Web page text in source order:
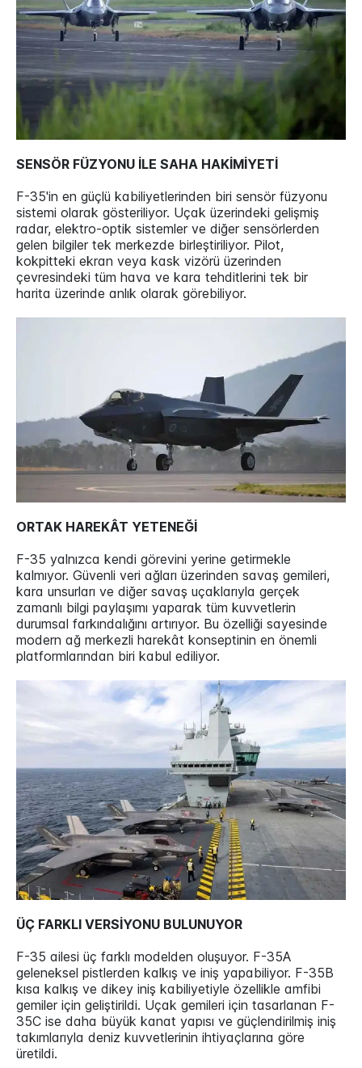
SENSÖR FÜZYONU İLE SAHA HAKİMİYETİ
F-35'in en güçlü kabiliyetlerinden biri sensör füzyonu
sistemi olarak gösteriliyor. Uçak üzerindeki gelişmiş
radar, elektro-optik sistemler ve diğer sensörlerden
gelen bilgiler tek merkezde birleştiriliyor. Pilot,
kokpitteki ekran veya kask vizörü üzerinden
çevresindeki tüm hava ve kara tehditlerini tek bir
harita üzerinde anlık olarak görebiliyor.
ORTAK HAREKÂT YETENEĞİ
F-35 yalnızca kendi görevini yerine getirmekle
kalmıyor. Güvenli veri ağları üzerinden savaş gemileri,
kara unsurları ve diğer savaş uçaklarıyla gerçek
zamanlı bilgi paylaşımı yaparak tüm kuvvetlerin
durumsal farkındalığını artırıyor. Bu özelliği sayesinde
modern ağ merkezli harekât konseptinin en önemli
platformlarından biri kabul ediliyor.
ÜÇ FARKLI VERSİYONU BULUNUYOR
F-35 ailesi üç farklı modelden oluşuyor. F-35A
geleneksel pistlerden kalkış ve iniş yapabiliyor. F-35B
kısa kalkış ve dikey iniş kabiliyetiyle özellikle amfibi
gemiler için geliştirildi. Uçak gemileri için tasarlanan F-
35C ise daha büyük kanat yapısı ve güçlendirilmiş iniş
takımlarıyla deniz kuvvetlerinin ihtiyaçlarına göre
üretildi.